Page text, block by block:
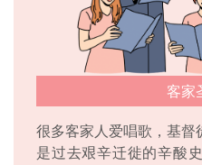
客家
很多客家人爱唱歌，基
是过去艰辛迁徙的辛酸